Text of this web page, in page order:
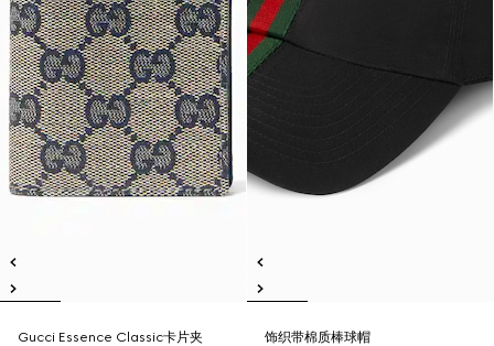
Gucci Essence Classic卡片夹
饰织带棉质棒球帽